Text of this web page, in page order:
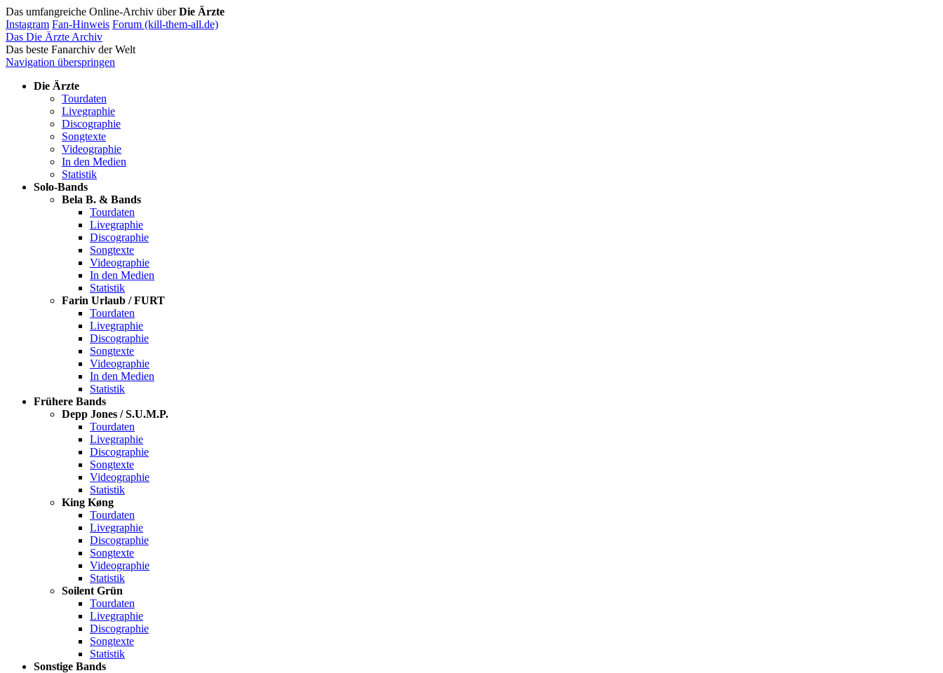
Das umfangreiche Online-Archiv überDie Ärzte
Instagram Fan-Hinweis Forum (kill-them-all.de)
Das Die Ärzte Archiv
Das beste Fanarchiv der Welt
Navigation überspringen
Die Ärzte
Tourdaten
Livegraphie
Discographie
Songtexte
Videographie
In den Medien
Statistik
Solo-Bands
Bela B. & Bands
Tourdaten
Livegraphie
Discographie
Songtexte
Videographie
In den Medien
Statistik
Farin Urlaub / FURT
Tourdaten
Livegraphie
Discographie
Songtexte
Videographie
In den Medien
Statistik
Frühere Bands
Depp Jones / S.U.M.P.
Tourdaten
Livegraphie
Discographie
Songtexte
Videographie
Statistik
King Køng
Tourdaten
Livegraphie
Discographie
Songtexte
Videographie
Statistik
Soilent Grün
Tourdaten
Livegraphie
Discographie
Songtexte
Statistik
Sonstige Bands